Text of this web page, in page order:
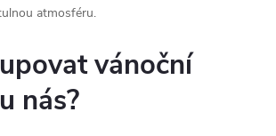
atmosféru.
vánoční
nás?